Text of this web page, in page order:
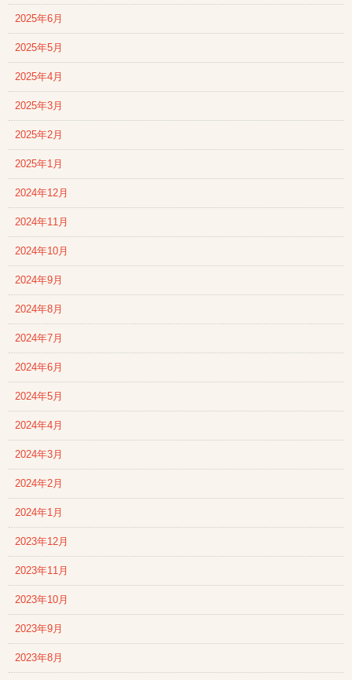
2025年6月
2025年5月
2025年4月
2025年3月
2025年2月
2025年1月
2024年12月
2024年11月
2024年10月
2024年9月
2024年8月
2024年7月
2024年6月
2024年5月
2024年4月
2024年3月
2024年2月
2024年1月
2023年12月
2023年11月
2023年10月
2023年9月
2023年8月